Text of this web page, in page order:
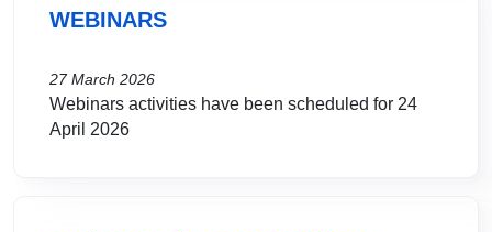
WEBINARS
27 March 2026
Webinars activities have been scheduled for 24
April 2026